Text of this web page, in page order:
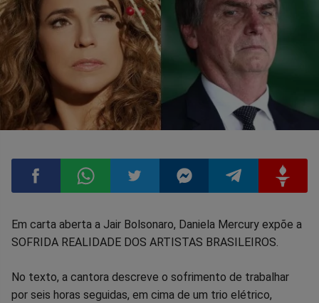
Compartilhar
Facebook
Compartilhar
Whatsapp
Compartilhar
Twitter
Compartilhar
Messenger
Compartilhar
TelegramGettr
Em carta aberta a Jair Bolsonaro, Daniela Mercury expõe a
SOFRIDA REALIDADE DOS ARTISTAS BRASILEIROS.
No texto, a cantora descreve o sofrimento de trabalhar
por seis horas seguidas, em cima de um trio elétrico,